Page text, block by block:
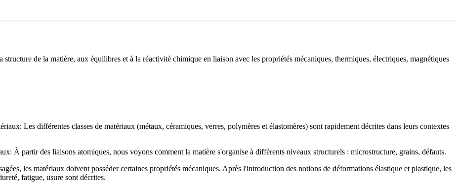
de la matière, aux équilibres et à la réactivité chimique en liaison avec les propriétés mécaniques, thermiques, électriques, magnétiques
Les différentes classes de matériaux (métaux, céramiques, verres, polymères et élastomères) sont rapidement décrites dans leurs contextes
À partir des liaisons atomiques, nous voyons comment la matière s'organise à différents niveaux structurels : microstructure, grains, défauts.
les matériaux doivent posséder certaines propriétés mécaniques. Après l'introduction des notions de déformations élastique et plastique, les
fatigue, usure sont décrites.